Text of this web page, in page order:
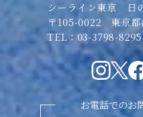
シーライン東京 日
〒105-0022 東京都
TEL：03-3798-8295
お電話でのお